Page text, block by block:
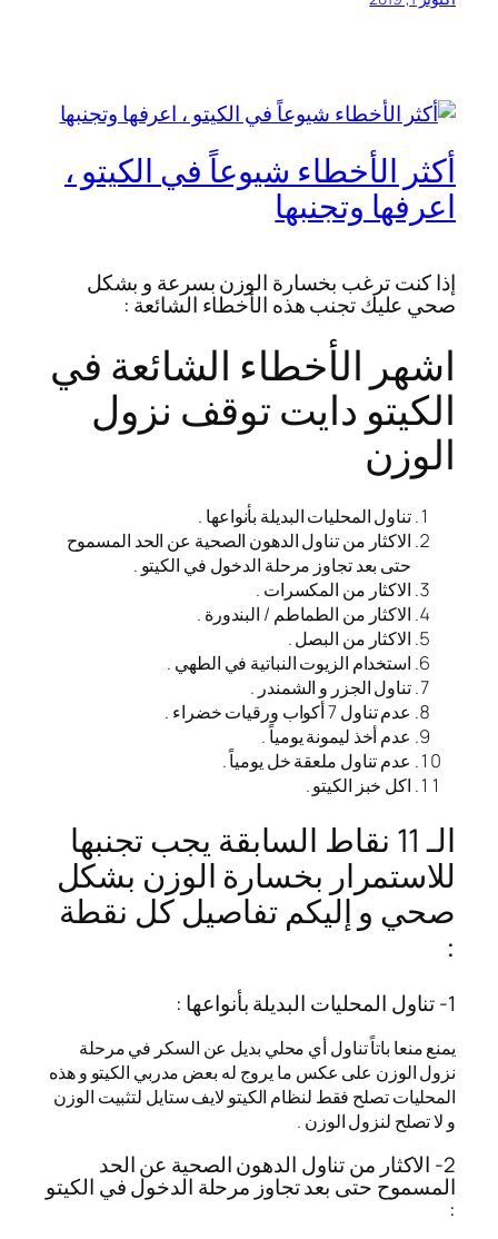
أكثر الأخطاء شيوعاً في الكيتو ،
اعرفها وتجنبها
إذا كنت ترغب بخسارة الوزن بسرعة و بشكل
صحي عليك تجنب هذه الأخطاء الشائعة :
اشهر الأخطاء الشائعة في
الكيتو دايت توقف نزول
الوزن
تناول المحليات البديلة بأنواعها .
الاكثار من تناول الدهون الصحية عن الحد المسموح
حتى بعد تجاوز مرحلة الدخول في الكيتو .
الاكثار من المكسرات .
الاكثار من الطماطم / البندورة .
الاكثار من البصل .
استخدام الزيوت النباتية في الطهي .
تناول الجزر و الشمندر .
عدم تناول 7 أكواب ورقيات خضراء .
عدم أخذ ليمونة يومياً .
عدم تناول ملعقة خل يومياً .
اكل خبز الكيتو .
الـ 11 نقاط السابقة يجب تجنبها
للاستمرار بخسارة الوزن بشكل
صحي و إليكم تفاصيل كل نقطة
:
1- تناول المحليات البديلة بأنواعها :
يمنع منعا باتاً تناول أي محلي بديل عن السكر في مرحلة
نزول الوزن على عكس ما يروج له بعض مدربي الكيتو و هذه
المحليات تصلح فقط لنظام الكيتو لايف ستايل لتثبيت الوزن
و لا تصلح لنزول الوزن .
2- الاكثار من تناول الدهون الصحية عن الحد
المسموح حتى بعد تجاوز مرحلة الدخول في الكيتو
: